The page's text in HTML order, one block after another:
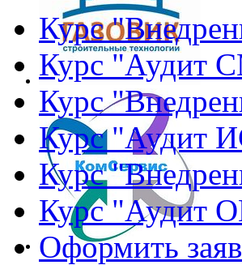
Курс
Курс "Аудит
Курс
Курс "Аудит
Курс
Курс "Аудит
Оформить